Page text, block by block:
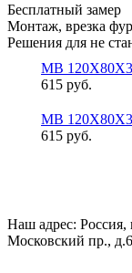
Бесплатный замер
Монтаж, врезка
Решения для не
MB
615 руб.
MB
615 руб.
Наш адрес: Россия,
Московский пр.,